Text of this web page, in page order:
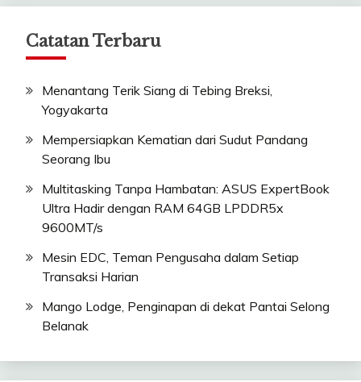
Catatan Terbaru
Menantang Terik Siang di Tebing Breksi,
Yogyakarta
Mempersiapkan Kematian dari Sudut Pandang
Seorang Ibu
Multitasking Tanpa Hambatan: ASUS ExpertBook
Ultra Hadir dengan RAM 64GB LPDDR5x
9600MT/s
Mesin EDC, Teman Pengusaha dalam Setiap
Transaksi Harian
Mango Lodge, Penginapan di dekat Pantai Selong
Belanak